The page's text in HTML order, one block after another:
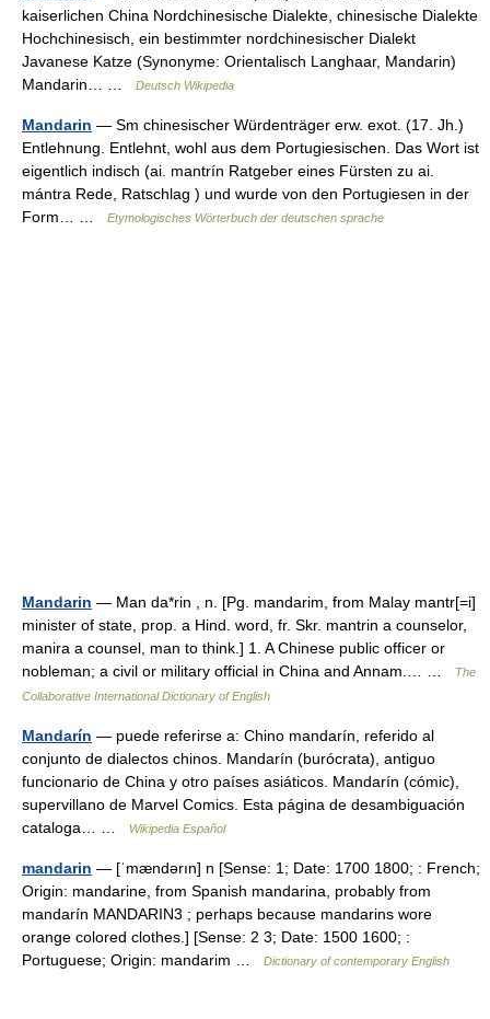
kaiserlichen China Nordchinesische Dialekte, chinesische Dialekte
Hochchinesisch, ein bestimmter nordchinesischer Dialekt
Javanese Katze (Synonyme: Orientalisch Langhaar, Mandarin)
Mandarin… …
Deutsch Wikipedia
Mandarin — Sm chinesischer Würdenträger erw. exot. (17. Jh.)
Entlehnung. Entlehnt, wohl aus dem Portugiesischen. Das Wort ist
eigentlich indisch (ai. mantrín Ratgeber eines Fürsten zu ai.
mántra Rede, Ratschlag ) und wurde von den Portugiesen in der
Form… …
Etymologisches Wörterbuch der deutschen sprache
Mandarin — Man da*rin , n. [Pg. mandarim, from Malay mantr[=i]
minister of state, prop. a Hind. word, fr. Skr. mantrin a counselor,
manira a counsel, man to think.] 1. A Chinese public officer or
nobleman; a civil or military official in China and Annam.… …
The
Collaborative International Dictionary of English
Mandarín — puede referirse a: Chino mandarín, referido al
conjunto de dialectos chinos. Mandarín (burócrata), antiguo
funcionario de China y otro países asiáticos. Mandarín (cómic),
supervillano de Marvel Comics. Esta página de desambiguación
cataloga… …
Wikipedia Español
mandarin — [ˈmændərın] n [Sense: 1; Date: 1700 1800; : French;
Origin: mandarine, from Spanish mandarina, probably from
mandarín MANDARIN3 ; perhaps because mandarins wore
orange colored clothes.] [Sense: 2 3; Date: 1500 1600; :
Portuguese; Origin: mandarim …
Dictionary of contemporary English